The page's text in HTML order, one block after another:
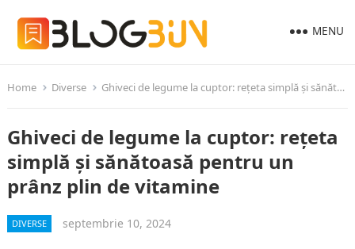
MENU
Home Diverse Ghiveci de legume la cuptor: rețeta simplă și sănătoasă pentru un prânz plin de vitamine
Ghiveci de legume la cuptor: rețeta
simplă și sănătoasă pentru un
prânz plin de vitamine
DIVERSE septembrie 10, 2024